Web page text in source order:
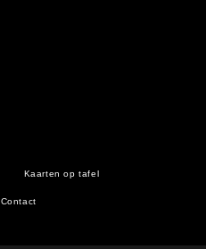
Kaarten op tafel
Contact